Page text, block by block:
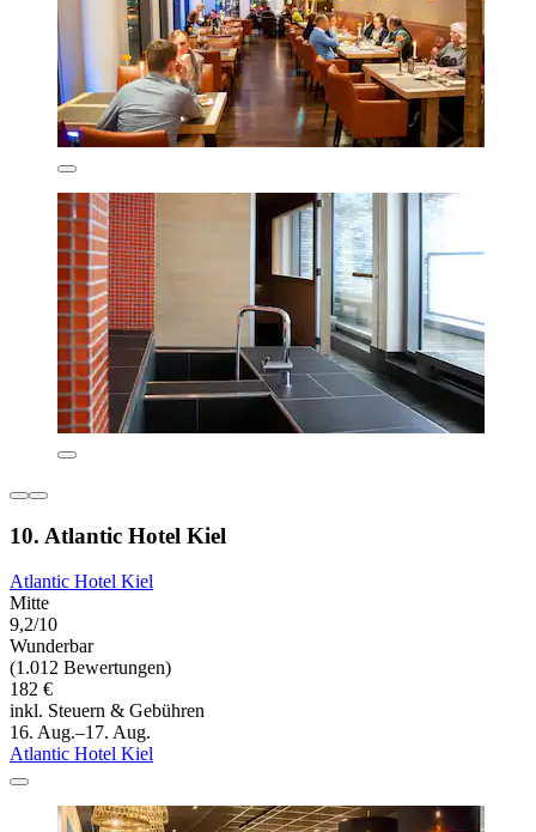
10. Atlantic Hotel Kiel
Atlantic Hotel Kiel
Mitte
9,2/10
Wunderbar
(1.012 Bewertungen)
182 €
inkl. Steuern & Gebühren
16. Aug.–17. Aug.
Atlantic Hotel Kiel